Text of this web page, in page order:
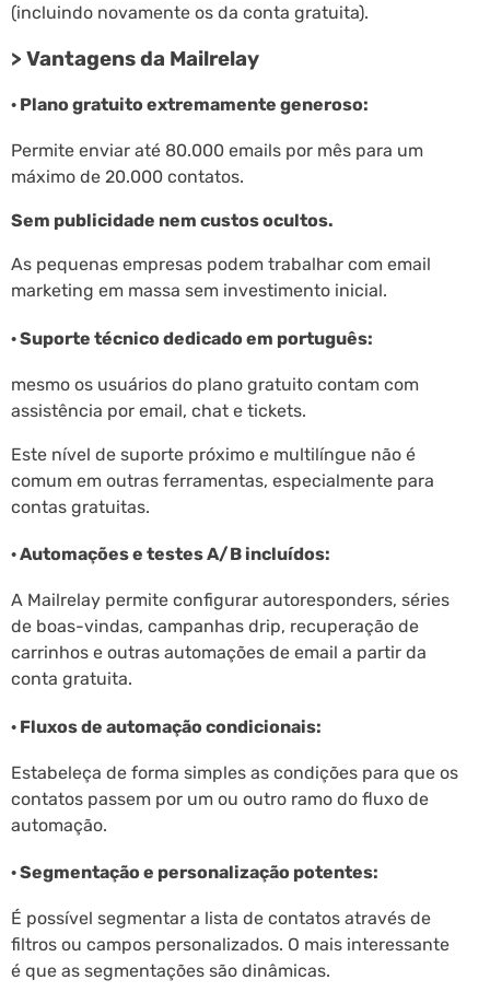
(incluindo novamente os da conta gratuita).
> Vantagens da Mailrelay
· Plano gratuito extremamente generoso:
Permite enviar até 80.000 emails por mês para um
máximo de 20.000 contatos.
Sem publicidade nem custos ocultos.
As pequenas empresas podem trabalhar com email
marketing em massa sem investimento inicial.
· Suporte técnico dedicado em português:
mesmo os usuários do plano gratuito contam com
assistência por email, chat e tickets.
Este nível de suporte próximo e multilíngue não é
comum em outras ferramentas, especialmente para
contas gratuitas.
· Automações e testes A/B incluídos:
A Mailrelay permite configurar autoresponders, séries
de boas-vindas, campanhas drip, recuperação de
carrinhos e outras automações de email a partir da
conta gratuita.
· Fluxos de automação condicionais:
Estabeleça de forma simples as condições para que os
contatos passem por um ou outro ramo do fluxo de
automação.
· Segmentação e personalização potentes:
É possível segmentar a lista de contatos através de
filtros ou campos personalizados. O mais interessante
é que as segmentações são dinâmicas.